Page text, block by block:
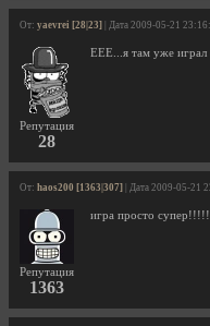
От: yaevrei [28|23] | Дата 2009-05-21
Репутация
28
ЕЕЕ...я там уже играл
От: haos200 [1363|307] | Дата 2009-05-21
Репутация
1363
игра просто